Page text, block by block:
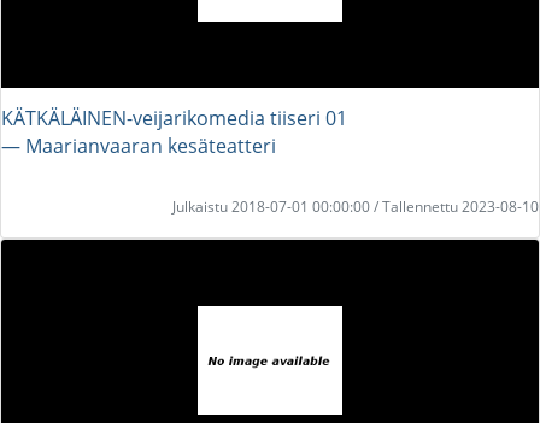
KÄTKÄLÄINEN-veijarikomedia tiiseri 01
― Maarianvaaran kesäteatteri
Julkaistu 2018-07-01 00:00:00 / Tallennettu 2023-08-10